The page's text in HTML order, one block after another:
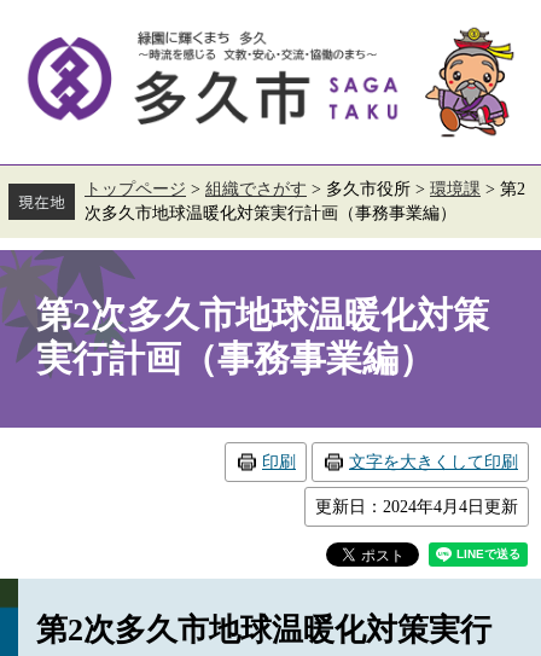
す。
し
て
へ
トップページ > 組織でさがす > 多久市役所 > 環境課 > 第2
次多久市地球温暖化対策実行計画（事務事業編）
本
文
第2次多久市地球温暖化対策
実行計画（事務事業編）
印刷 文字を大きくして印刷
更新日：2024年4月4日更新
第2次多久市地球温暖化対策実行